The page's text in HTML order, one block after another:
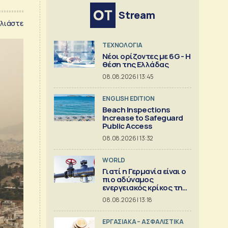
Stream
ΤΕΧΝΟΛΟΓΙΑ
Νέοι ορίζοντες με 6G - Η
θέση της Ελλάδας
08.08.2026 | 13:45
ENGLISH EDITION
Beach Inspections
Increase to Safeguard
Public Access
08.08.2026 | 13:32
WORLD
Γιατί η Γερμανία είναι ο
πιο αδύναμος
ενεργειακός κρίκος της
Ευρώπης
08.08.2026 | 13:18
ΕΡΓΑΣΙΑΚΑ – ΑΣΦΑΛΙΣΤΙΚΑ